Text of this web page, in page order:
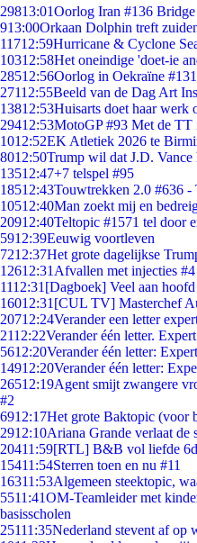
29813:01Oorlog Iran #136
913:00Orkaan Dolphin treft
11712:59Hurricane & Cyclone
10312:58Het oneindige 'doet-ie
28512:56Oorlog in Oekraïne
27112:55Beeld van de Dag Art
13812:53Huisarts doet haar werk
29412:53MotoGP #93 Met de TT
1012:52EK Atletiek 2026 te
8012:50Trump wil dat J.D.
13512:47+7 telspel #95
18512:43Touwtrekken 2.0 #636
10512:40Man zoekt mij en
20912:40Teltopic #1571 tel door
5912:39Eeuwig voortleven
7212:37Het grote dagelijkse
12612:31 Afvallen met injecties #4
1112:31 [Dagboek] Veel aan
16012:31 [CUL TV] Masterchef
20712:24Verander een letter
2112:22Verander één letter.
5612:20Verander één letter:
14912:20Verander één letter:
26512:19Agent smijt zwangere
#2
6912:17Het grote Baktopic (voor
2912:10Ariana Grande verlaat de
20411:59[RTL] B&B vol liefde
15411:54Sterren toen en nu #11
16311:53Algemeen steektopic,
5511:41OM-Teamleider met
basisscholen
25111:35Nederland stevent af op